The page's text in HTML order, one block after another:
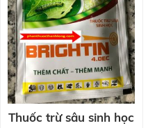
Thuốc trừ sâu sinh học